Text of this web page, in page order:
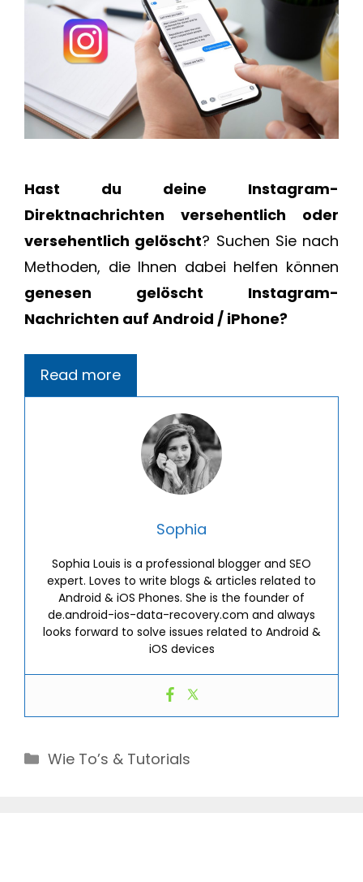
Hast du deine Instagram-
Direktnachrichten versehentlich oder
versehentlich gelöscht? Suchen Sie nach
Methoden, die Ihnen dabei helfen können
genesen gelöscht Instagram-
Nachrichten auf Android / iPhone?
Read more
Sophia
Sophia Louis is a professional blogger and SEO
expert. Loves to write blogs & articles related to
Android & iOS Phones. She is the founder of
de.android-ios-data-recovery.com and always
looks forward to solve issues related to Android &
iOS devices
Categories
Wie To’s & Tutorials